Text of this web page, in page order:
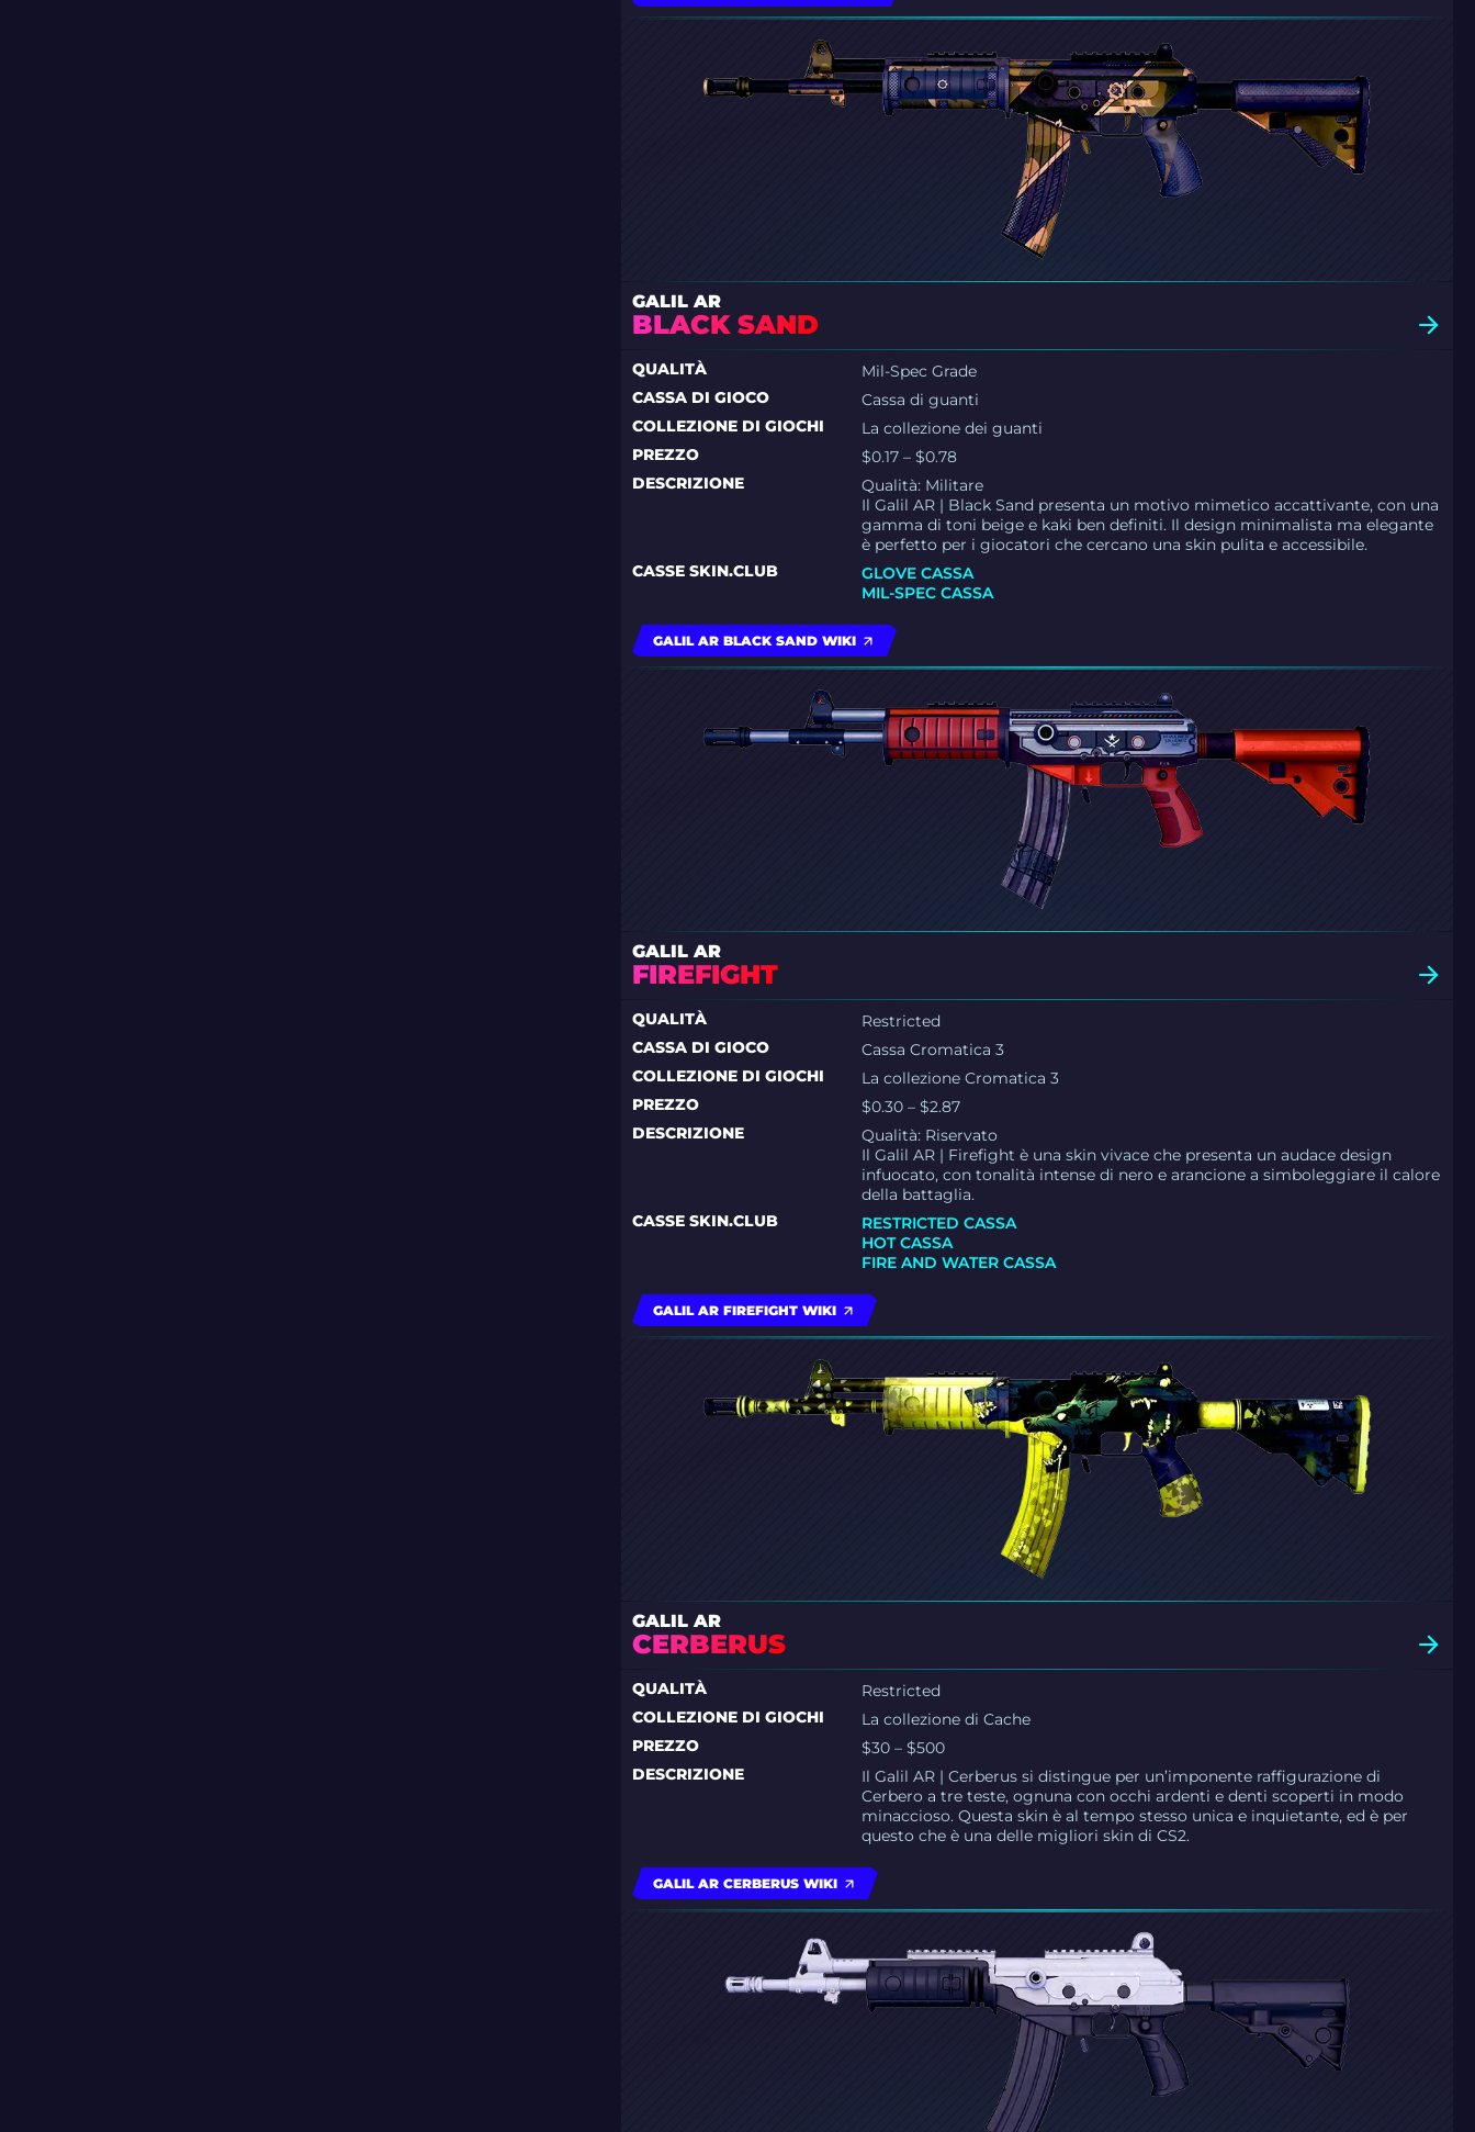
GALIL AR
BLACK SAND
QUALITÀ
Mil-Spec Grade
CASSA DI GIOCO
Cassa di guanti
COLLEZIONE DI GIOCHI
La collezione dei guanti
PREZZO
$0.17 – $0.78
DESCRIZIONE
Qualità: Militare
Il Galil AR | Black Sand presenta un motivo mimetico accattivante, con una
gamma di toni beige e kaki ben definiti. Il design minimalista ma elegante
è perfetto per i giocatori che cercano una skin pulita e accessibile.
CASSE SKIN.CLUB
GLOVE CASSA
MIL-SPEC CASSA
GALIL AR BLACK SAND WIKI
GALIL AR
FIREFIGHT
QUALITÀ
Restricted
CASSA DI GIOCO
Cassa Cromatica 3
COLLEZIONE DI GIOCHI
La collezione Cromatica 3
PREZZO
$0.30 – $2.87
DESCRIZIONE
Qualità: Riservato
Il Galil AR | Firefight è una skin vivace che presenta un audace design
infuocato, con tonalità intense di nero e arancione a simboleggiare il calore
della battaglia.
CASSE SKIN.CLUB
RESTRICTED CASSA
HOT CASSA
FIRE AND WATER CASSA
GALIL AR FIREFIGHT WIKI
GALIL AR
CERBERUS
QUALITÀ
Restricted
COLLEZIONE DI GIOCHI
La collezione di Cache
PREZZO
$30 – $500
DESCRIZIONE
Il Galil AR | Cerberus si distingue per un’imponente raffigurazione di
Cerbero a tre teste, ognuna con occhi ardenti e denti scoperti in modo
minaccioso. Questa skin è al tempo stesso unica e inquietante, ed è per
questo che è una delle migliori skin di CS2.
GALIL AR CERBERUS WIKI